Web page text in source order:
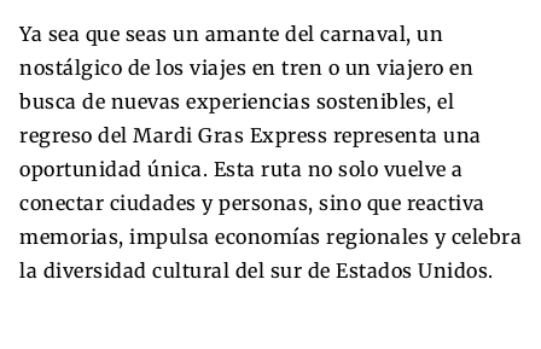
Ya sea que seas un amante del carnaval, un
nostálgico de los viajes en tren o un viajero en
busca de nuevas experiencias sostenibles, el
regreso del Mardi Gras Express representa una
oportunidad única. Esta ruta no solo vuelve a
conectar ciudades y personas, sino que reactiva
memorias, impulsa economías regionales y celebra
la diversidad cultural del sur de Estados Unidos.